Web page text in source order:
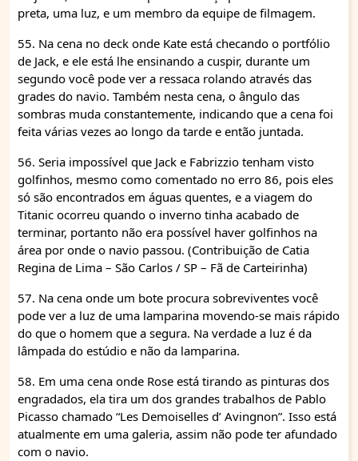
preta, uma luz, e um membro da equipe de filmagem.
55. Na cena no deck onde Kate está checando o portfólio
de Jack, e ele está lhe ensinando a cuspir, durante um
segundo você pode ver a ressaca rolando através das
grades do navio. Também nesta cena, o ângulo das
sombras muda constantemente, indicando que a cena foi
feita várias vezes ao longo da tarde e então juntada.
56. Seria impossível que Jack e Fabrizzio tenham visto
golfinhos, mesmo como comentado no erro 86, pois eles
só são encontrados em águas quentes, e a viagem do
Titanic ocorreu quando o inverno tinha acabado de
terminar, portanto não era possível haver golfinhos na
área por onde o navio passou. (Contribuição de Catia
Regina de Lima – São Carlos / SP – Fã de Carteirinha)
57. Na cena onde um bote procura sobreviventes você
pode ver a luz de uma lamparina movendo-se mais rápido
do que o homem que a segura. Na verdade a luz é da
lâmpada do estúdio e não da lamparina.
58. Em uma cena onde Rose está tirando as pinturas dos
engradados, ela tira um dos grandes trabalhos de Pablo
Picasso chamado “Les Demoiselles d’ Avingnon”. Isso está
atualmente em uma galeria, assim não pode ter afundado
com o navio.